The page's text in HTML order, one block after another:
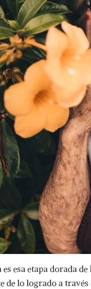
es esa etapa dorada
de lo logrado a través